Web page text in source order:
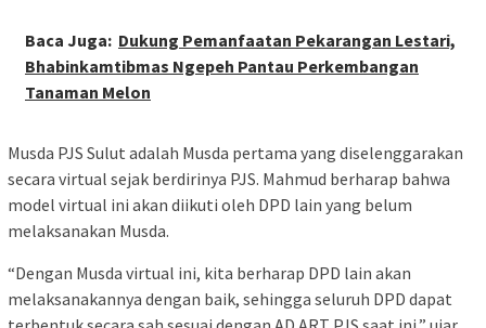
Baca Juga: Dukung Pemanfaatan Pekarangan Lestari,
Bhabinkamtibmas Ngepeh Pantau Perkembangan
Tanaman Melon
Musda PJS Sulut adalah Musda pertama yang diselenggarakan
secara virtual sejak berdirinya PJS. Mahmud berharap bahwa
model virtual ini akan diikuti oleh DPD lain yang belum
melaksanakan Musda.
“Dengan Musda virtual ini, kita berharap DPD lain akan
melaksanakannya dengan baik, sehingga seluruh DPD dapat